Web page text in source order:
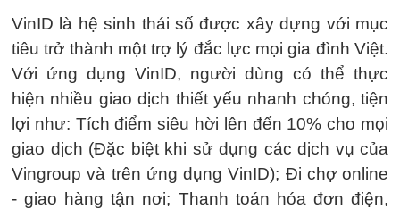
VinID là hệ sinh thái số được xây dựng với mục
tiêu trở thành một trợ lý đắc lực mọi gia đình Việt.
Với ứng dụng VinID, người dùng có thể thực
hiện nhiều giao dịch thiết yếu nhanh chóng, tiện
lợi như: Tích điểm siêu hời lên đến 10% cho mọi
giao dịch (Đặc biệt khi sử dụng các dịch vụ của
Vingroup và trên ứng dụng VinID); Đi chợ online
- giao hàng tận nơi; Thanh toán hóa đơn điện,